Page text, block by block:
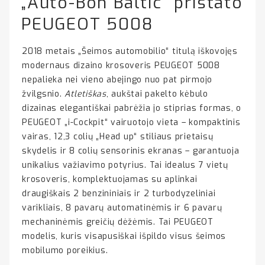
PEUGEOT 5008
2018 metais „Šeimos automobilio“ titulą iškovojęs
modernaus dizaino krosoveris PEUGEOT 5008
nepalieka nei vieno abejingo nuo pat pirmojo
žvilgsnio.Atletiškas, aukštai pakelto kėbulo
dizainas elegantiškai pabrėžia jo stiprias formas, o
PEUGEOT „i-Cockpit“ vairuotojo vieta – kompaktinis
vairas, 12,3 colių „Head up“ stiliaus prietaisų
skydelis ir 8 colių sensorinis ekranas – garantuoja
unikalius važiavimo potyrius. Tai idealus 7 vietų
krosoveris, komplektuojamas su aplinkai
draugiškais 2 benzininiais ir 2 turbodyzeliniai
varikliais, 8 pavarų automatinėmis ir 6 pavarų
mechaninėmis greičių dėžėmis. Tai PEUGEOT
modelis, kuris visapusiškai išpildo visus šeimos
mobilumo poreikius.